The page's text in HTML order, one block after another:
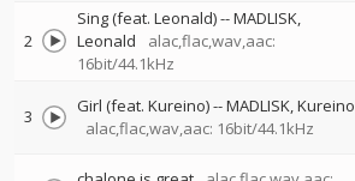
2
Sing (feat. Leonald)--MADLISK
Leonald
alac,flac,wav,aac:
16bit/44.1kHz
3 Girl (feat. Kureino)--MADLISK Kureino
alac,flac,wav,aac: 16bit/44.1kHz